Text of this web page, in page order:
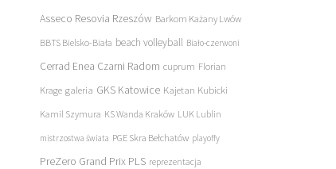
Asseco Resovia Rzeszów Barkom Każany Lwów
BBTS Bielsko-Biała beach volleyball Biało-czerwoni
Cerrad Enea Czarni Radom cuprum Florian
Krage galeria GKS Katowice Kajetan Kubicki
Kamil Szymura KS Wanda Kraków LUK Lublin
mistrzostwa świata PGE Skra Bełchatów playoffy
PreZero Grand Prix PLS reprezentacja